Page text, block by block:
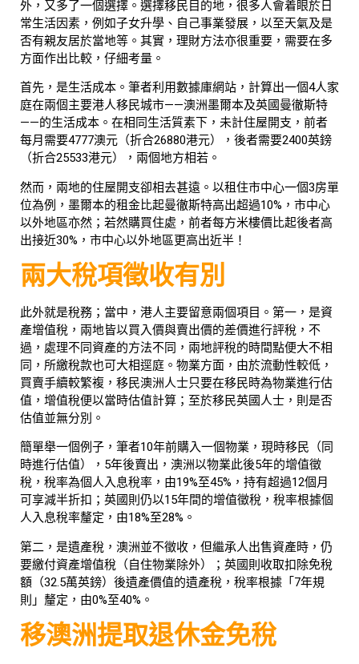
外，又多了一個選擇。選擇移民目的地，很多人會着眼於日
常生活因素，例如子女升學、自己事業發展，以至天氣及是
否有親友居於當地等。其實，理財方法亦很重要，需要在多
方面作出比較，仔細考量。
首先，是生活成本。筆者利用數據庫網站，計算出一個4人家
庭在兩個主要港人移民城市——澳洲墨爾本及英國曼徹斯特
——的生活成本。在相同生活質素下，未計住屋開支，前者
每月需要4777澳元（折合26880港元），後者需要2400英鎊
（折合25533港元），兩個地方相若。
然而，兩地的住屋開支卻相去甚遠。以租住市中心一個3房單
位為例，墨爾本的租金比起曼徹斯特高出超過10%，市中心
以外地區亦然；若然購買住處，前者每方米樓價比起後者高
出接近30%，市中心以外地區更高出近半！
兩大稅項徵收有別
此外就是稅務；當中，港人主要留意兩個項目。第一，是資
產增值稅，兩地皆以買入價與賣出價的差價進行評稅，不
過，處理不同資產的方法不同，兩地評稅的時間點便大不相
同，所繳稅款也可大相逕庭。物業方面，由於流動性較低，
買賣手續較繁複，移民澳洲人士只要在移民時為物業進行估
值，增值稅便以當時估值計算；至於移民英國人士，則是否
估值並無分別。
簡單舉一個例子，筆者10年前購入一個物業，現時移民（同
時進行估值），5年後賣出，澳洲以物業此後5年的增值徵
稅，稅率為個人入息稅率，由19%至45%，持有超過12個月
可享減半折扣；英國則仍以15年間的增值徵稅，稅率根據個
人入息稅率釐定，由18%至28%。
第二，是遺產稅，澳洲並不徵收，但繼承人出售資產時，仍
要繳付資產增值稅（自住物業除外）；英國則收取扣除免稅
額（32.5萬英鎊）後遺產價值的遺產稅，稅率根據「7年規
則」釐定，由0%至40%。
移澳洲提取退休金免稅